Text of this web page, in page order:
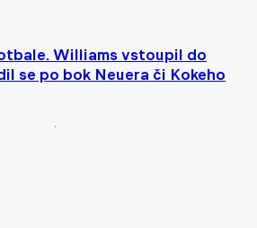
Williams vstoupil do
se po bok Neuera či Kokeho